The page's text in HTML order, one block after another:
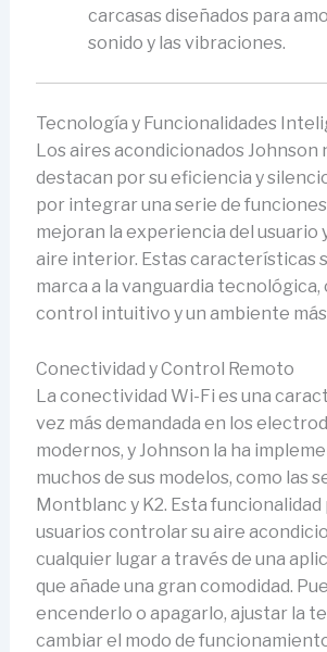
carcasas diseñados para
sonido y las vibraciones.
Tecnología y Funcionalidades
Los aires acondicionados Johnson
destacan por su eficiencia y
por integrar una serie de funciones
mejoran la experiencia del usuario
aire interior. Estas características
marca a la vanguardia
control intuitivo y un ambiente más
Conectividad y Control Remoto
La conectividad Wi-Fi es una
vez más demandada en los
modernos, y Johnson la ha
muchos de sus modelos, como las
Montblanc y K2. Esta
usuarios controlar su aire
cualquier lugar a través de una
que añade una gran comodidad.
encenderlo o apagarlo, ajustar la
cambiar el modo de